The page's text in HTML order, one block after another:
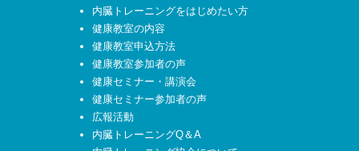
内臓トレーニングをはじめたい方
健康教室の内容
健康教室申込方法
健康教室参加者の声
健康セミナー・講演会
健康セミナー参加者の声
広報活動
内臓トレーニングQ＆A